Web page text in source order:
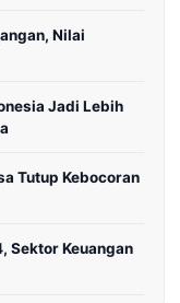
Nilai
Jadi Lebih
Tutup Kebocoran
Sektor Keuangan